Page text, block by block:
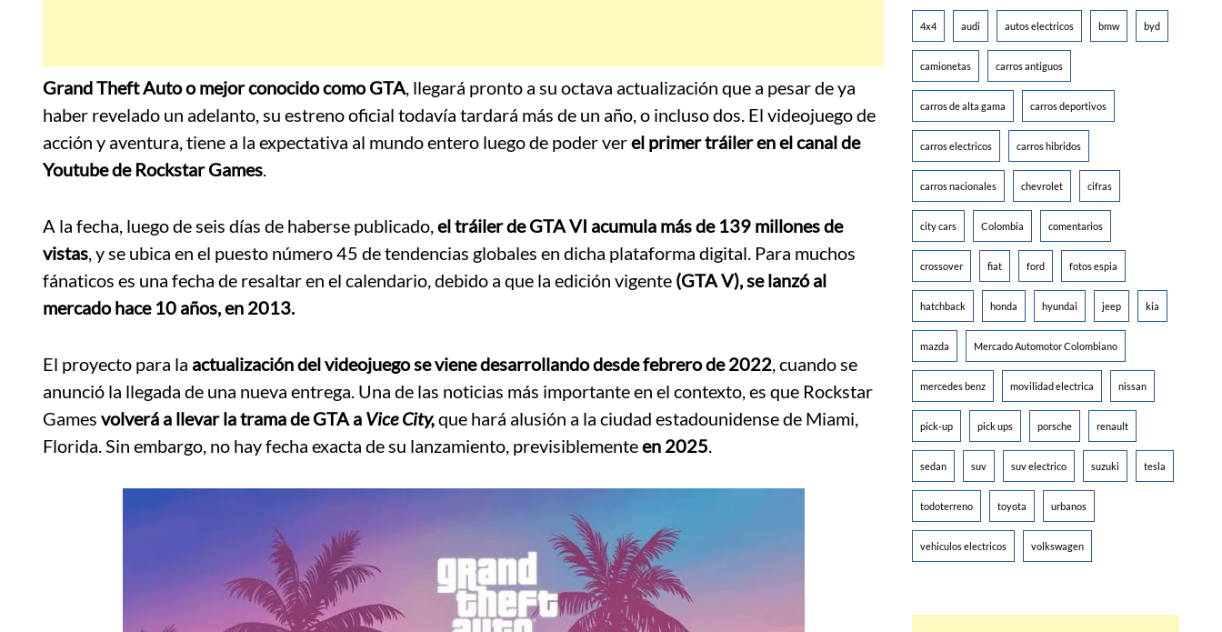
Grand Theft Auto o mejor conocido como GTA, llegará pronto a su octava actualización que a pesar de ya
haber revelado un adelanto, su estreno oficial todavía tardará más de un año, o incluso dos. El videojuego de
acción y aventura, tiene a la expectativa al mundo entero luego de poder verel primer tráiler en el canal de
Youtube de Rockstar Games.
A la fecha, luego de seis días de haberse publicado,el tráiler de GTA VI acumula más de 139 millones de
vistas, y se ubica en el puesto número 45 de tendencias globales en dicha plataforma digital. Para muchos
fánaticos es una fecha de resaltar en el calendario, debido a que la edición vigente (GTA V), se lanzó al
mercado hace 10 años, en 2013.
El proyecto para la actualización del videojuego se viene desarrollando desde febrero de 2022, cuando se
anunció la llegada de una nueva entrega. Una de las noticias más importante en el contexto, es que Rockstar
Games volverá a llevar la trama de GTA a Vice City,que hará alusión a la ciudad estadounidense de Miami,
Florida. Sin embargo, no hay fecha exacta de su lanzamiento, previsiblementeen 2025.
4x4 audi autos electricos bmw byd
camionetas carros antiguos
carros de alta gama carros deportivos
carros electricos carros hibridos
carros nacionales chevrolet cifras
city cars Colombia comentarios
crossover fiat ford fotos espia
hatchback honda hyundai jeep kia
mazda Mercado Automotor Colombiano
mercedes benz movilidad electrica nissan
pick-up pick ups porsche renault
sedan suv suv electrico suzuki tesla
todoterreno toyota urbanos
vehiculos electricos volkswagen